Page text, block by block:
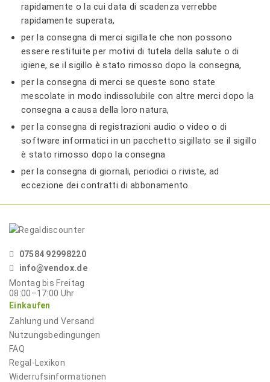
rapidamente o la cui data di scadenza verrebbe
rapidamente superata,
per la consegna di merci sigillate che non possono
essere restituite per motivi di tutela della salute o di
igiene, se il sigillo è stato rimosso dopo la consegna,
per la consegna di merci se queste sono state
mescolate in modo indissolubile con altre merci dopo la
consegna a causa della loro natura,
per la consegna di registrazioni audio o video o di
software informatici in un pacchetto sigillato se il sigillo
è stato rimosso dopo la consegna
per la consegna di giornali, periodici o riviste, ad
eccezione dei contratti di abbonamento.
07584 92998220
info@vendox.de
Montag bis Freitag
08:00–17:00 Uhr
Einkaufen
Zahlung und Versand
Nutzungsbedingungen
FAQ
Regal-Lexikon
Widerrufsinformationen